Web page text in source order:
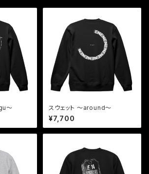
〜 スウェット 〜around〜
¥7,700